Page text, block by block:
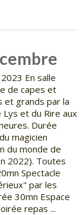
En salle
de capes et
grands par la
Lys et du Rire aux
Durée
magicien
du monde de
2022). Toutes
Spectacle
par les
30mn Espace
repas ...